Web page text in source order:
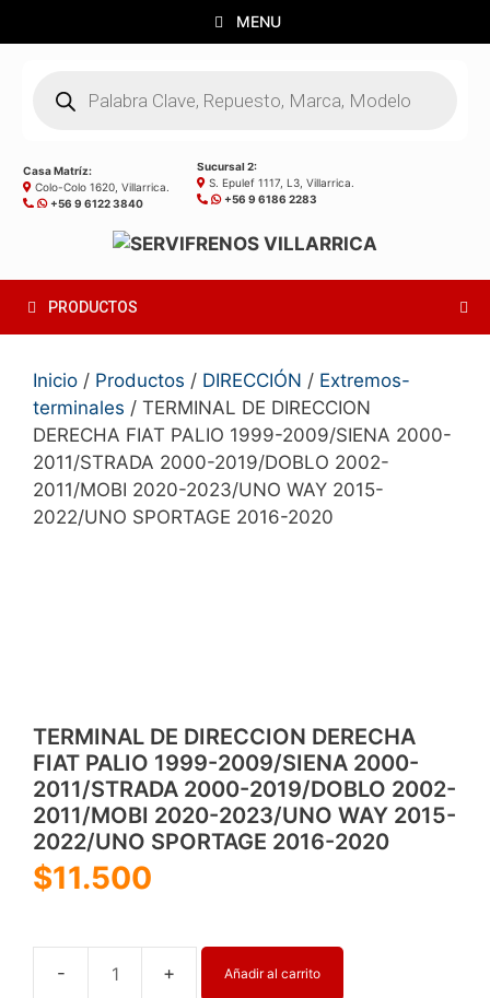
al
MENU
productos
Casa Matríz:
Colo-Colo 1620, Villarrica.
+56 9 6122 3840
Sucursal 2:
S. Epulef 1117, L3, Villarrica.
+56 9 6186 2283
PRODUCTOS
Inicio / Productos / DIRECCIÓN / Extremos-
terminales / TERMINAL DE DIRECCION
DERECHA FIAT PALIO 1999-2009/SIENA 2000-
2011/STRADA 2000-2019/DOBLO 2002-
2011/MOBI 2020-2023/UNO WAY 2015-
2022/UNO SPORTAGE 2016-2020
TERMINAL DE DIRECCION DERECHA
FIAT PALIO 1999-2009/SIENA 2000-
2011/STRADA 2000-2019/DOBLO 2002-
2011/MOBI 2020-2023/UNO WAY 2015-
2022/UNO SPORTAGE 2016-2020
$11.500
TERMINAL
Añadir al carrito